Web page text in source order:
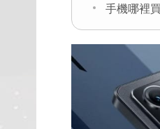
手機哪裡